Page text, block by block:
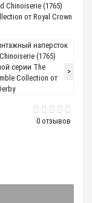
>
0 отзывов